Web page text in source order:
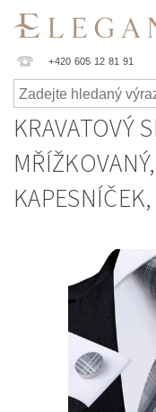
+420 605 12 81 91
KRAVATOVÝ